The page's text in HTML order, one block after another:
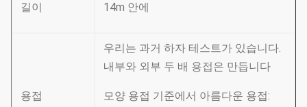
길이
14m 안에
용접
우리는 과거 하자 테스트가 있습니다.
내부와 외부 두 배 용접은 만듭니다
모양 용접 기준에서 아름다운 용접: